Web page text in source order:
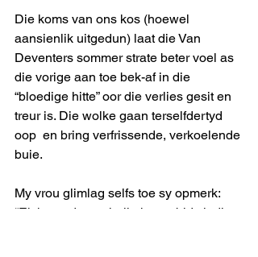
Die koms van ons kos (hoewel
aansienlik uitgedun) laat die Van
Deventers sommer strate beter voel as
die vorige aan toe bek-af in die
“bloedige hitte” oor die verlies gesit en
treur is. Die wolke gaan terselfdertyd
oop  en bring verfrissende, verkoelende
buie.
My vrou glimlag selfs toe sy opmerk:
“Ek hoop darem hulle het gebid vir die